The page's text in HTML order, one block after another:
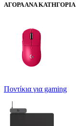
ΑΓΟΡΑ ΑΝΑ ΚΑΤΗΓΟΡΙΑ
Ποντίκια για gaming